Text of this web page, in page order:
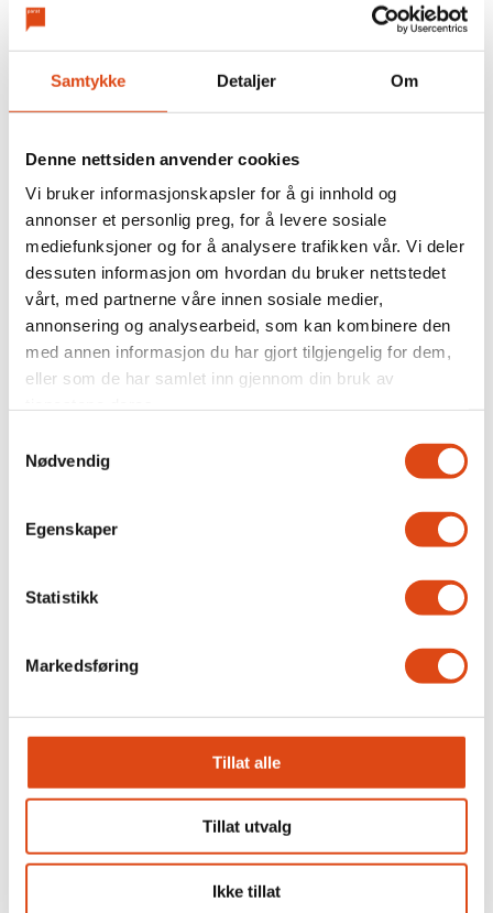
Samtykke Detaljer Om
Denne nettsiden anvender cookies
Vi bruker informasjonskapsler for å gi innhold og
annonser et personlig preg, for å levere sosiale
mediefunksjoner og for å analysere trafikken vår. Vi deler
dessuten informasjon om hvordan du bruker nettstedet
vårt, med partnerne våre innen sosiale medier,
annonsering og analysearbeid, som kan kombinere den
med annen informasjon du har gjort tilgjengelig for dem,
eller som de har samlet inn gjennom din bruk av
Nødvendig
Egenskaper
Statistikk
Markedsføring
Tillat alle
Tillat utvalg
Ikke tillat
KI
KI-FORORDNINGEN
ARVE SIGMUNDSTAD
Enighet i SAS kabin –
streiken avverget
Over 1300 skadet etter
vold og trusler på jobb